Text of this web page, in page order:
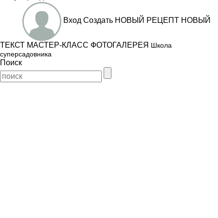
Вход Создать НОВЫЙ РЕЦЕПТ НОВЫЙ
ТЕКСТ МАСТЕР-КЛАСС ФОТОГАЛЕРЕЯ Школа
суперсадовника
Поиск